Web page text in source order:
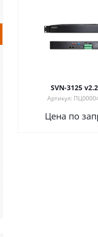
SVN-3125
Артикул:
Цена по